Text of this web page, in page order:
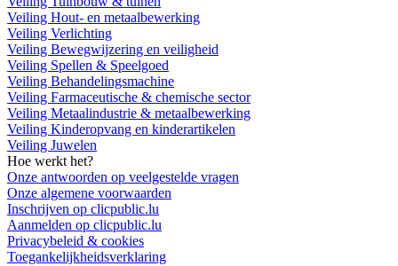
Veiling Hout- en metaalbewerking
Veiling Verlichting
Veiling Bewegwijzering en veiligheid
Veiling Spellen & Speelgoed
Veiling Behandelingsmachine
Veiling Farmaceutische & chemische sector
Veiling Metaalindustrie & metaalbewerking
Veiling Kinderopvang en kinderartikelen
Veiling Juwelen
Hoe werkt het?
Onze antwoorden op veelgestelde vragen
Onze algemene voorwaarden
Inschrijven op clicpublic.lu
Aanmelden op clicpublic.lu
Privacybeleid & cookies
Toegankelijkheidsverklaring